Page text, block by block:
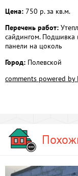
Цена: 750 р. за кв.м.
Перечень работ:
сайдингом. Подшивка
панели на цоколь
Город: Полевской
comments powered by